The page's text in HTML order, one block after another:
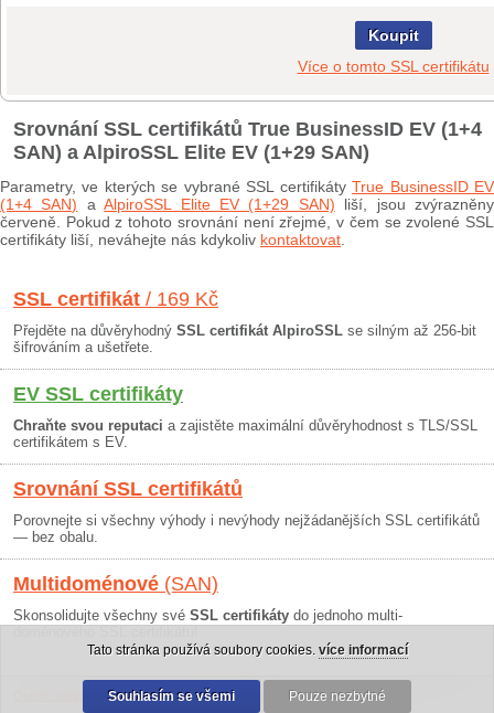
Koupit
Více o tomto SSL certifikátu
Srovnání SSL certifikátů True BusinessID EV (1+4
SAN) a AlpiroSSL Elite EV (1+29 SAN)
Parametry, ve kterých se vybrané SSL certifikátyTrue BusinessID EV
(1+4 SAN) aAlpiroSSL Elite EV (1+29 SAN) liší, jsou zvýrazněny
červeně. Pokud z tohoto srovnání není zřejmé, v čem se zvolené SSL
certifikáty liší, neváhejte nás kdykoliv kontaktovat
SSL certifikát / 169 Kč
Přejděte na důvěryhodný SSL certifikát AlpiroSSL se silným až 256-bit
šifrováním a ušetřete.
EV SSL certifikáty
Chraňte svou reputaci a zajistěte maximální důvěryhodnost s TLS/SSL
certifikátem s EV.
Srovnání SSL certifikátů
Porovnejte si všechny výhody i nevýhody nejžádanějších SSL certifikátů
— bez obalu.
Multidoménové (SAN)
Skonsolidujte všechny své SSL certifikáty do jednoho multi-
Obchodní podmínky|30 dní záruka
Tato stránka používá soubory cookies. více informací
Souhlasím se všemi Pouze nezbytné